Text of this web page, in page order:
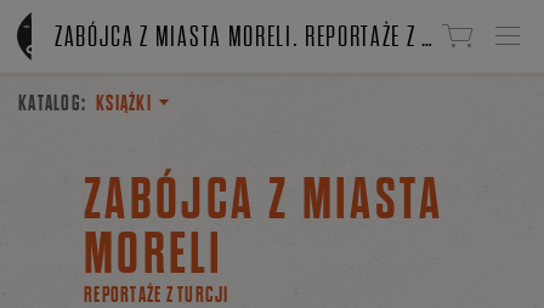
Linki do przejścia
ZABÓJCA Z MIASTA MORELI. REPORTAŻE Z TURCJI
KATALOG: KSIĄŻKI
ZABÓJCA Z MIASTA
MORELI
REPORTAŻE Z TURCJI